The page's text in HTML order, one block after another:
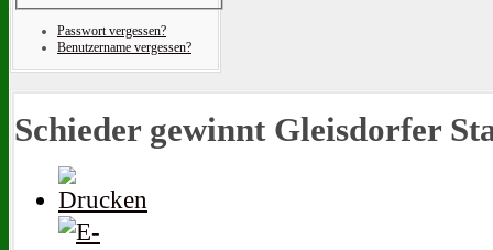
Passwort vergessen?
Benutzername vergessen?
Schieder gewinnt Gleisdorfer